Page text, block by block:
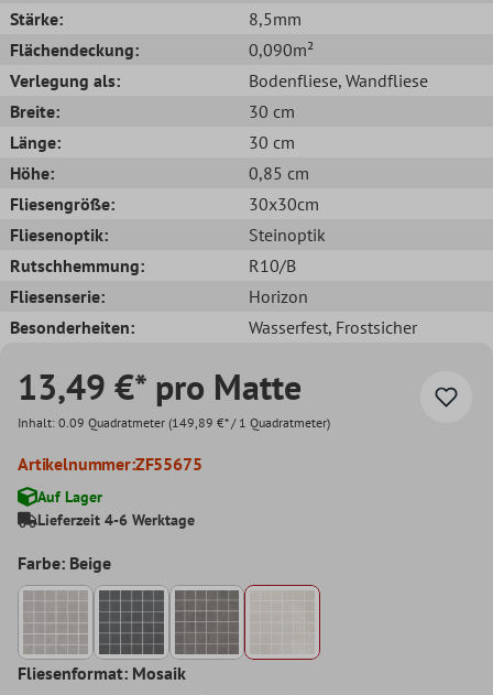
Stärke:
8,5mm
Flächendeckung:
0,090m²
Verlegung als:
Bodenfliese, Wandfliese
Breite:
30 cm
Länge:
30 cm
Höhe:
0,85 cm
Fliesengröße:
30x30cm
Fliesenoptik:
Steinoptik
Rutschhemmung:
R10/B
Fliesenserie:
Horizon
Besonderheiten:
Wasserfest, Frostsicher
13,49 €* pro Matte
Inhalt: 0.09 Quadratmeter (149,89 €* / 1 Quadratmeter)
Artikelnummer:ZF55675
Auf Lager
Lieferzeit 4-6 Werktage
Farbe: Beige
Fliesenformat: Mosaik